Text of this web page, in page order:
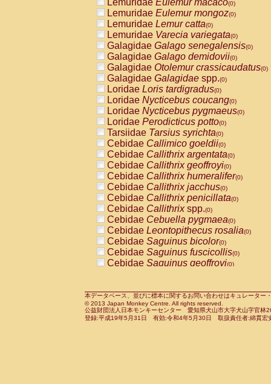
(0)
AtelidaeAlouatta fusca(0)
AtelidaeAlouatta seniculus
AtelidaeAlouattaspp.(0)
AtelidaeAteles belzebuth(0)
AtelidaeAteles geoffroyi(0)
AtelidaeAteles paniscus(0)
AtelidaeAtelesspp.(0)
Atelidae Lagothrix lagothricha
AtelidaeLagothrix lagothricha cana
PitheciidaeCacajao calvus
PitheciidaeCallicebus cupreus
PitheciidaeCallicebus donacophilus
PitheciidaeCallicebus moloch
PitheciidaeCallicebus torquatus
PitheciidaeCallicebusspp.(0)
PitheciidaeChiropotes satanas(0)
PitheciidaePithecia monachus
PitheciidaePithecia pithecia(0)
CercopithecidaeCercocebus agilis
CercopithecidaeCercocebus
CercopithecidaeCercocebus
CercopithecidaeCercocebus
CercopithecidaeCercocebus
CercopithecidaeCercocebushybrid
CercopithecidaePapio anubis(0)
CercopithecidaePapio cynocephalus
CercopithecidaePapio hamadryas(0)
Lemuridae Eulemur macaco(0)
Lemuridae Eulemur mongoz(0)
Lemuridae Lemur catta(0)
Lemuridae Varecia variegata(0)
Galagidae Galago senegalensis(0)
Galagidae Galago demidovii(0)
Galagidae Otolemur crassicaudatus(0)
Galagidae Galagidae spp.(0)
Loridae Loris tardigradus(0)
Loridae Nycticebus coucang(0)
Loridae Nycticebus pygmaeus(0)
Loridae Perodicticus potto(0)
Tarsiidae Tarsius syrichta(0)
Cebidae Callimico goeldii(0)
Cebidae Callithrix argentata(0)
Cebidae Callithrix geoffroyi(0)
Cebidae Callithrix humeralifer(0)
Cebidae Callithrix jacchus(0)
Cebidae Callithrix penicillata(0)
Cebidae Callithrixspp.(0)
Cebidae Cebuella pygmaea(0)
Cebidae Leontopithecus rosalia(0)
Cebidae Saguinus bicolor(0)
Cebidae Saguinus fuscicollis(0)
Cebidae Saguinus geoffroyi(0)
CebidaeSaguinus leucopus(0)
CebidaeSaguinus midas(0)
Cebidae Saguinus mystax(0)
本データベース、並びに標本に関するお問い合わせはキュレータ
© 2013 Japan Monkey Centre. All rights reserved.
公益財団法人日本モンキーセンター 愛知県犬山市大字犬山字官
登録:平成19年5月31日 有効:令和4年5月30日 取扱責任者:綿貫宏